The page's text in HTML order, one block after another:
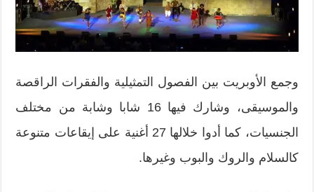
وجمع الأوبريت بين الفصول التمثيلية والفقرات الراقصة
والموسيقى، وشارك فيها 16 شابا وشابة من مختلف
الجنسيات، كما أدوا خلالها 27 أغنية على إيقاعات متنوعة
كالسلام والروك والبوب وغيرها.